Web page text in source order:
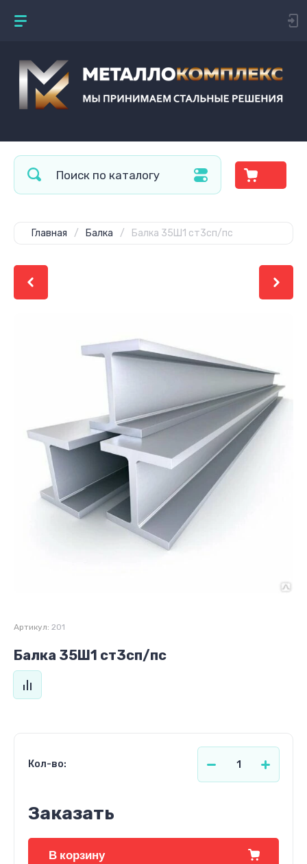
Главная / Балка / Балка 35Ш1 ст3сп/пс
Артикул: 201
Балка 35Ш1 ст3сп/пс
Кол-во:
Заказать
В корзину